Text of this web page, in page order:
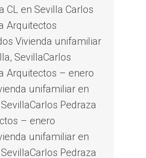
CL en Sevilla Carlos
Arquitectos
Vivienda unifamiliar
SevillaCarlos
Arquitectos – enero
unifamiliar en
Pedraza
– enero
unifamiliar en
Pedraza